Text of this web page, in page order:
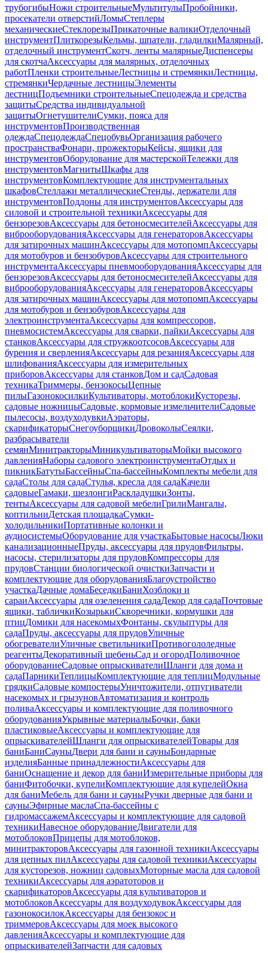
трубогибыНожи строительныеМультитулыПробойники,
просекатели отверстийЛомыСтеплеры
механическиеСтеклорезыПрикаточные валикиОтделочный
инструментПлиткорезыКельмы, шпатели, гладилкиМалярный,
отделочный инструментСкотч, ленты малярныеДиспенсеры
для скотчаАксессуары для малярных, отделочных
работПленки строительныеЛестницы и стремянкиЛестницы,
стремянкиЧердачные лестницыЭлементы
лестницПодъемники строительныеСпецодежда и средства
защитыСредства индивидуальной
защитыОгнетушителиСумки, пояса для
инструментовПроизводственная
одеждаСпецодеждаСпецобувьОрганизация рабочего
пространстваФонари, прожекторыКейсы, ящики для
инструментовОборудование для мастерскойТележки для
инструментовМагнитыШкафы для
инструментовКомплектующие для инструментальных
шкафовСтеллажи металлическиеСтенды, держатели для
инструментовПоддоны для инструментовАксессуары для
силовой и строительной техникиАксессуары для
бензорезовАксессуары для бетоносмесителейАксессуары для
виброоборудованияАксессуары для генераторовАксессуары
для затирочных машинАксессуары для мотопомпАксессуары
для мотобуров и бензобуровАксессуары для строительного
инструментаАксессуары пневмооборудованияАксессуары для
бензорезовАксессуары для бетоносмесителейАксессуары для
виброоборудованияАксессуары для генераторовАксессуары
для затирочных машинАксессуары для мотопомпАксессуары
для мотобуров и бензобуровАксессуары для
электроинструментаАксессуары для компрессоров,
пневмосистемАксессуары для сварки, пайкиАксессуары для
станковАксессуары для стружкоотсосовАксессуары для
бурения и сверленияАксессуары для резанияАксессуары для
шлифованияАксессуары для измерительных
приборовАксессуары для станковДом и садСадовая
техникаТриммеры, бензокосыЦепные
пилыГазонокосилкиКультиваторы, мотоблокиКусторезы,
садовые ножницыСадовые, кормовые измельчителиСадовые
пылесосы, воздуходувкиАэраторы,
скарификаторыСнегоуборщикиДровоколыСеялки,
разбрасыватели
семянМинитракторыМиникультиваторыМойки высокого
давленияНаборы садового электроинструментаОтдых и
пикникБатутыБассейныСпа-бассейныКомплекты мебели для
садаСтолы для садаСтулья, кресла для садаКачели
садовыеГамаки, шезлонгиРаскладушкиЗонты,
тентыАксессуары для садовой мебелиГрилиМангалы,
коптильниДетская площадкаСумки-
холодильникиПортативные колонки и
аудиосистемыОборудование для участкаБытовые насосыЛюки
канализационныеПруды, аксессуары для прудовФильтры,
насосы, стерилизаторы для прудовКомпрессоры для
прудовСтанции биологической очисткиЗапчасти и
комплектующие для оборудованияБлагоустройство
участкаДачные домаБеседкиБаниХозблоки и
сараиАксессуары для озеленения садаДекор для садаПочтовые
ящики, табличкиКозырькиСкворечники, кормушки для
птицДомики для насекомыхФонтаны, скульптуры для
садаПруды, аксессуары для прудовУличные
обогревателиУличные светильникиПротивогололедные
реагентыДекоративный щебеньСад и огородПоливочное
оборудованиеСадовые опрыскивателиШланги для дома и
садаПарникиТеплицыКомплектующие для теплицМодульные
грядкиСадовые компостерыУничтожители, отпугиватели
насекомых и грызуновАвтоматизация и контроль
поливаАксессуары и комплектующие для поливочного
оборудованияУкрывные материалыБочки, баки
пластиковыеАксессуары и комплектующие для
опрыскивателейШланги для опрыскивателейТовары для
баниБаниСауныДвери для бани и сауныБондарные
изделияБанные принадлежностиАксессуары для
баниОснащение и декор для баниИзмерительные приборы для
баниФитобочки, купелиКомплектующие для купелейОкна
для баниМебель для бани и сауныРучки дверные для бани и
сауныЭфирные маслаСпа-бассейны с
гидромассажемАксессуары и комплектующие для садовой
техникиНавесное оборудованиеДвигатели для
мотоблоковПрицепы для мотоблоков,
минитракторовАксессуары для газонной техникиАксессуары
для цепных пилАксессуары для садовой техникиАксессуары
для кусторезов, ножниц садовыхМоторные масла для садовой
техникиАксессуары для аэратоторов и
скарификаторовАксессуары для культиваторов и
мотоблоковАксессуары для воздуходувокАксессуары для
газонокосилокАксессуары для бензокос и
триммеровАксессуары для моек высокого
давленияАксессуары и комплектующие для
опрыскивателейЗапчасти для садовых